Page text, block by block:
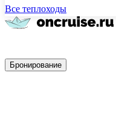
Все теплоходы
Бронирование